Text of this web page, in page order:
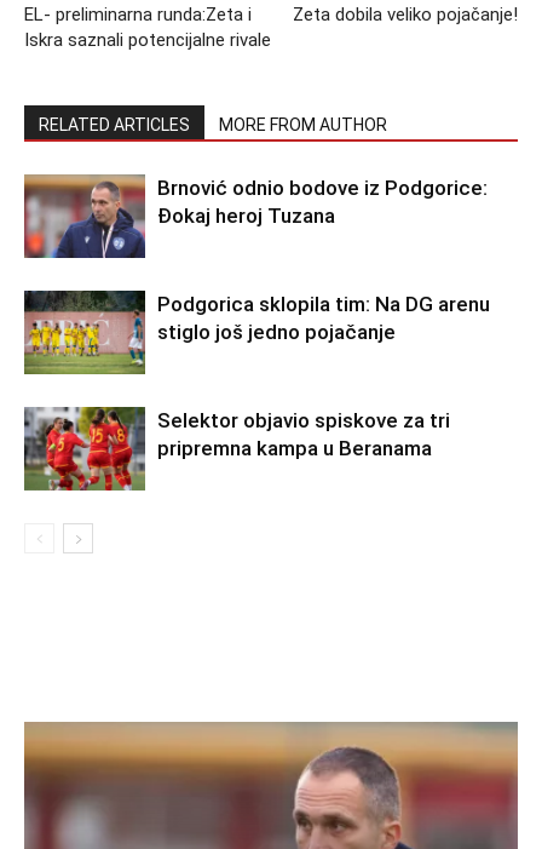
EL- preliminarna runda:Zeta i
Iskra saznali potencijalne rivale
Zeta dobila veliko pojačanje!
RELATED ARTICLES MORE FROM AUTHOR
Brnović odnio bodove iz Podgorice:
Đokaj heroj Tuzana
Podgorica sklopila tim: Na DG arenu
stiglo još jedno pojačanje
Selektor objavio spiskove za tri
pripremna kampa u Beranama